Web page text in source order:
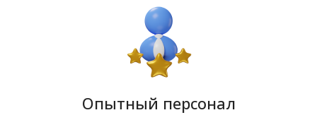
Опытный персонал